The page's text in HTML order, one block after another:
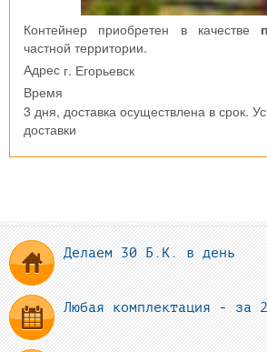
Контейнер приобретен в качестве
частной территории.
Адрес г. Егорьевск
Время
3 дня, доставка осуществлена в срок.
доставки
Делаем 30 Б.К. в день
Любая комплектация - за